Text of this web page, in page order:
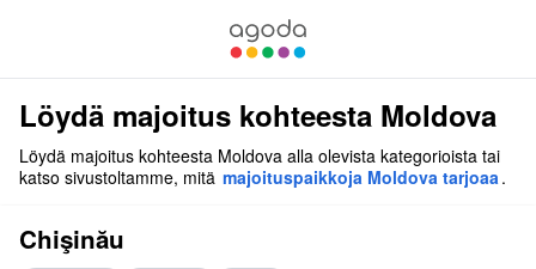
Löydä majoitus kohteesta Moldova
Löydä majoitus kohteesta Moldova alla olevista kategorioista tai
katso sivustoltamme, mitä majoituspaikkoja Moldova tarjoaa .
Chişinău